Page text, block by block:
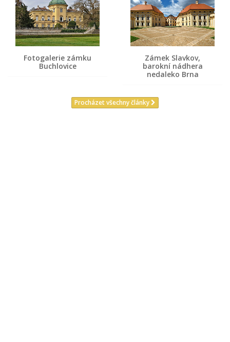
Fotogalerie zámku
Buchlovice
Zámek Slavkov,
barokní nádhera
nedaleko Brna
Procházet všechny články